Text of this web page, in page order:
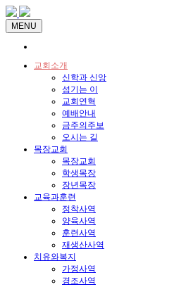
MENU
교회소개
신학과 신앙
섬기는 이
교회연혁
예배안내
금주의주보
오시는 길
목장교회
목장교회
학생목장
장년목장
교육과훈련
정착사역
양육사역
훈련사역
재생산사역
치유와복지
가정사역
경조사역